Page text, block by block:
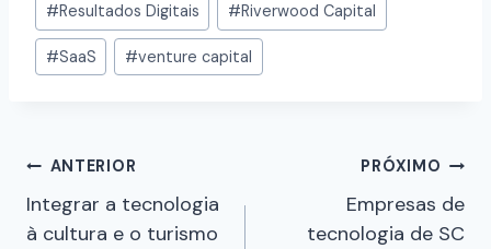
#Resultados Digitais #Riverwood Capital
#SaaS #venture capital
ANTERIOR
Integrar a tecnologia
à cultura e o turismo
PRÓXIMO
Empresas de
tecnologia de SC